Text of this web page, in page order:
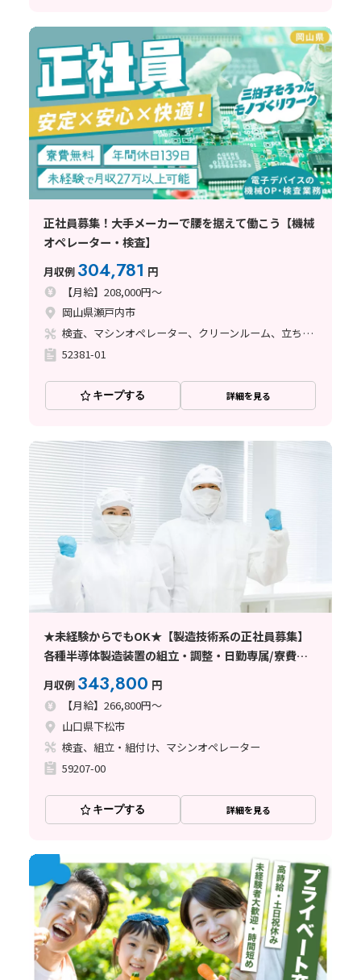
正社員募集！大手メーカーで腰を据えて働こう【機械
オペレーター・検査】
月収例 304,781 円
【月給】208,000円～
岡山県瀬戸内市
検査、マシンオペレーター、クリーンルーム、立ち作業
52381-01
キープする 詳細を見る
★未経験からでもOK★【製造技術系の正社員募集】
各種半導体製造装置の組立・調整・日勤専属/寮費半
額補助/資格取得支援あり/未経験であこがれの海外勤
務も♪
月収例 343,800 円
【月給】266,800円～
山口県下松市
検査、組立・組付け、マシンオペレーター
59207-00
キープする 詳細を見る